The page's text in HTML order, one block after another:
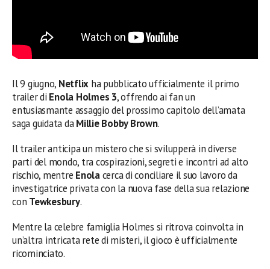
Il 9 giugno, Netflix ha pubblicato ufficialmente il primo
trailer di Enola Holmes 3, offrendo ai fan un
entusiasmante assaggio del prossimo capitolo dell’amata
saga guidata daMillie Bobby Brown.
Il trailer anticipa un mistero che si svilupperà in diverse
parti del mondo, tra cospirazioni, segreti e incontri ad alto
rischio, mentre Enolacerca di conciliare il suo lavoro da
investigatrice privata con la nuova fase della sua relazione
con Tewkesbury.
Mentre la celebre famiglia Holmes si ritrova coinvolta in
un’altra intricata rete di misteri, il gioco è ufficialmente
ricominciato.